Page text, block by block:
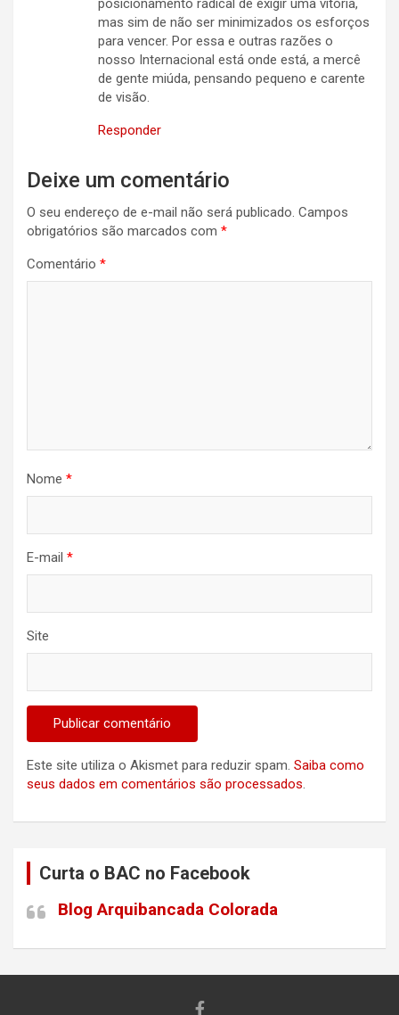
posicionamento radical de exigir uma vitória,
mas sim de não ser minimizados os esforços
para vencer. Por essa e outras razões o
nosso Internacional está onde está, a mercê
de gente miúda, pensando pequeno e carente
de visão.
Responder
Deixe um comentário
O seu endereço de e-mail não será publicado. Campos
obrigatórios são marcados com *
Comentário *
Nome *
E-mail *
Site
Este site utiliza o Akismet para reduzir spam. Saiba como
seus dados em comentários são processados.
Curta o BAC no Facebook
Blog Arquibancada Colorada